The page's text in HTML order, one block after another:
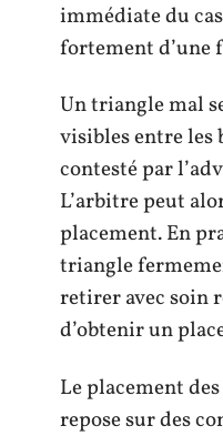
immédiate du
fortement d’une
Un triangle mal
visibles entre les
contesté par
L’arbitre peut
placement. En
triangle
retirer avec soin
d’obtenir un
Le placement
repose sur des